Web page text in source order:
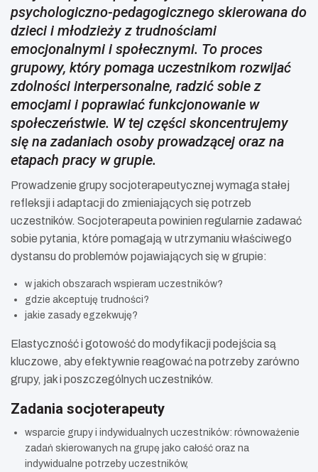
psychologiczno-pedagogicznego skierowana do
dzieci i młodzieży z trudnościami
emocjonalnymi i społecznymi. To proces
grupowy, który pomaga uczestnikom rozwijać
zdolności interpersonalne, radzić sobie z
emocjami i poprawiać funkcjonowanie w
społeczeństwie. W tej części skoncentrujemy
się na zadaniach osoby prowadzącej oraz na
etapach pracy w grupie.
Prowadzenie grupy socjoterapeutycznej wymaga stałej
refleksji i adaptacji do zmieniających się potrzeb
uczestników. Socjoterapeuta powinien regularnie zadawać
sobie pytania, które pomagają w utrzymaniu właściwego
dystansu do problemów pojawiających się w grupie:
w jakich obszarach wspieram uczestników?
gdzie akceptuję trudności?
jakie zasady egzekwuję?
Elastyczność i gotowość do modyfikacji podejścia są
kluczowe, aby efektywnie reagować na potrzeby zarówno
grupy, jak i poszczególnych uczestników.
Zadania socjoterapeuty
wsparcie grupy i indywidualnych uczestników: równoważenie
zadań skierowanych na grupę jako całość oraz na
indywidualne potrzeby uczestników,